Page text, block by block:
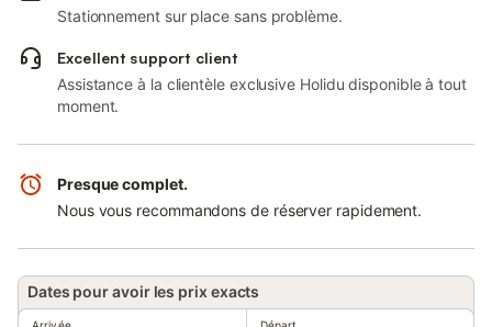
Stationnement sur place sans problème.
Excellent support client
Assistance à la clientèle exclusive Holidu disponible à tout
moment.
Presque complet.
Nous vous recommandons de réserver rapidement.
Dates pour avoir les prix exacts